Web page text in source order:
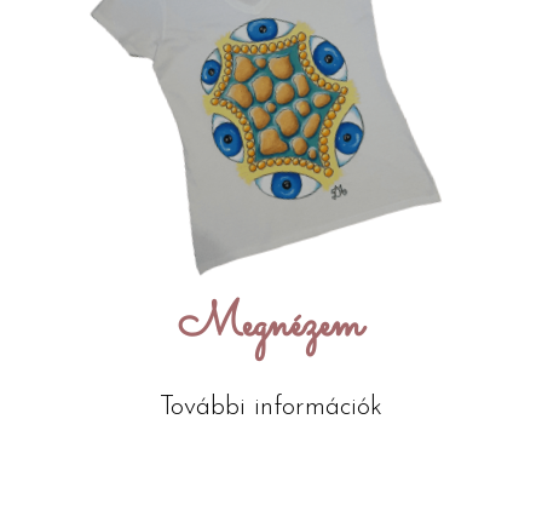
Megnézem
További információk